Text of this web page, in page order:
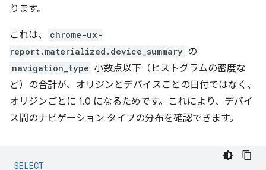
ります。
これは、
chrome-ux-
report.materialized.device_summary の
navigation_type 小数点以下（ヒストグラムの密度な
ど）の合計が、オリジンとデバイスごとの日付ではなく、
オリジンごとに 1.0 になるためです。これにより、デバイ
ス間のナビゲーション タイプの分布を確認できます。
SELECT